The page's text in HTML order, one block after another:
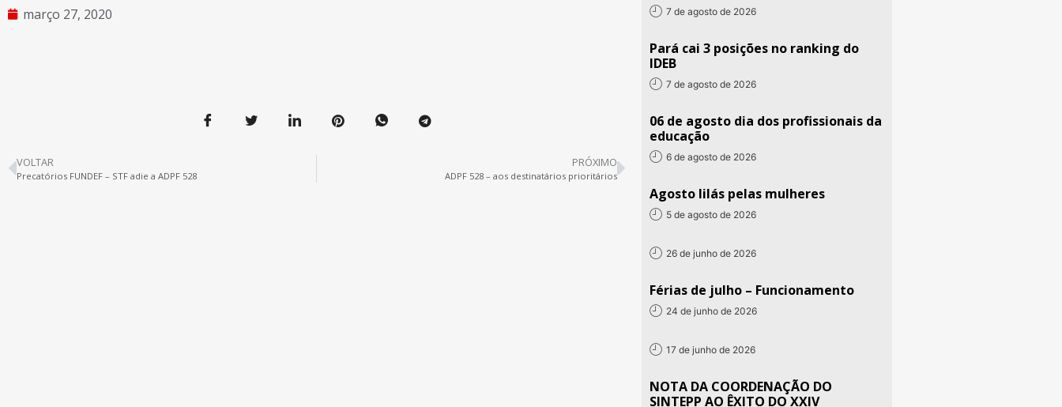
março 27, 2020
VOLTAR
Precatórios FUNDEF – STF adie a ADPF 528
PRÓXIMO
ADPF 528 – aos destinatários prioritários
7 de agosto de 2026
Pará cai 3 posições no ranking do
IDEB
7 de agosto de 2026
06 de agosto dia dos profissionais da
educação
6 de agosto de 2026
Agosto lilás pelas mulheres
5 de agosto de 2026
26 de junho de 2026
Férias de julho – Funcionamento
24 de junho de 2026
17 de junho de 2026
NOTA DA COORDENAÇÃO DO
SINTEPP AO ÊXITO DO XXIV